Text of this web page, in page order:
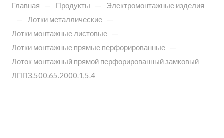
Главная — Продукты — Электромонтажные изделия
— Лотки металлические —
Лотки монтажные листовые —
Лотки монтажные прямые перфорированные —
Лоток монтажный прямой перфорированный замковый
ЛППЗ.500.65.2000.1,5.4